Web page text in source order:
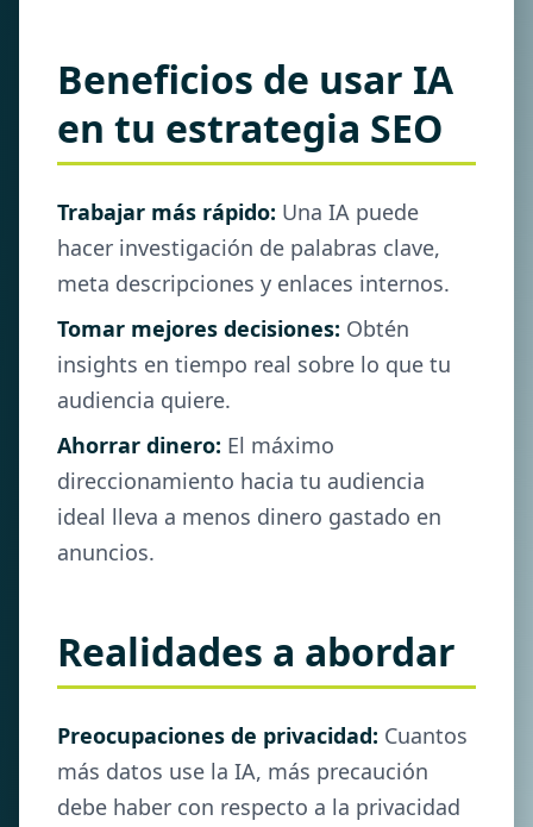
Beneficios de usar IA
en tu estrategia SEO
Trabajar más rápido: Una IA puede
hacer investigación de palabras clave,
meta descripciones y enlaces internos.
Tomar mejores decisiones: Obtén
insights en tiempo real sobre lo que tu
audiencia quiere.
Ahorrar dinero: El máximo
direccionamiento hacia tu audiencia
ideal lleva a menos dinero gastado en
anuncios.
Realidades a abordar
Preocupaciones de privacidad: Cuantos
más datos use la IA, más precaución
debe haber con respecto a la privacidad